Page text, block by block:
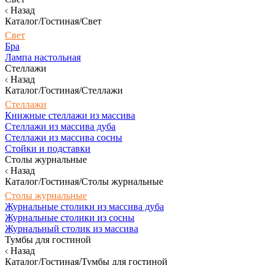
Назад
Каталог/Гостиная/Свет
Свет
Бра
Лампа настольная
Стеллажи
Назад
Каталог/Гостиная/Стеллажи
Стеллажи
Книжные стеллажи из массива
Стеллажи из массива дуба
Стеллажи из массива сосны
Стойки и подставки
Столы журнальные
Назад
Каталог/Гостиная/Столы журнальные
Столы журнальные
Журнальные столики из массива дуба
Журнальные столики из сосны
Журнальный столик из массива
Тумбы для гостиной
Назад
Каталог/Гостиная/Тумбы для гостиной